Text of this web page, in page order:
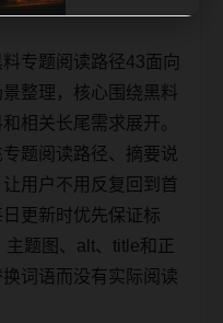
专题阅读路径43面向
整理，核心围绕黑料
相关长尾需求展开。
题阅读路径、摘要说
用户不用反复回到首
更新时优先保证标
题图、alt、title和正
词语而没有实际阅读